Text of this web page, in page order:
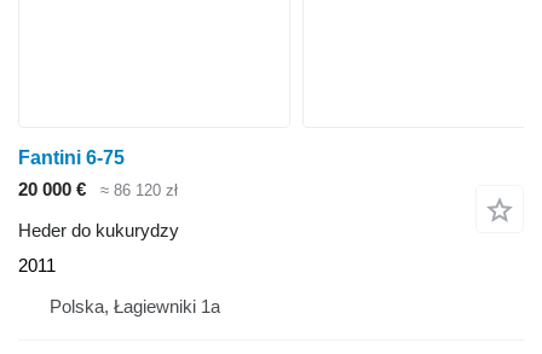
Fantini 6-75
20 000 €
≈ 86 120 zł
Heder do kukurydzy
2011
Polska, Łagiewniki 1a